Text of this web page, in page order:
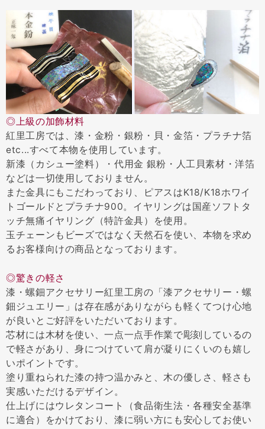
◎上級の加飾材料
紅里工房では、漆・金粉・銀粉・貝・金箔・プラチナ箔
etc...すべて本物を使用しています。
新漆（カシュー塗料）・代用金 銀粉・人工貝素材・洋箔
などは一切使用しておりません。
また金具にもこだわっており、ピアスはK18/K18ホワイ
トゴールドとプラチナ900。イヤリングは国産ソフトタ
ッチ無痛イヤリング（特許金具）を使用。
玉チェーンもビーズではなく天然石を使い、本物を求め
るお客様向けの商品となっております。
◎驚きの軽さ
漆・螺鈿アクセサリー紅里工房の「漆アクセサリー・螺
鈿ジュエリー」は存在感がありながらも軽くてつけ心地
が良いとご好評をいただいております。
芯材には木材を使い、一点一点手作業で彫刻しているの
で軽さがあり、身につけていて肩が凝りにくいのも嬉し
いポイントです。
塗り重ねられた漆の持つ温かみと、木の優しさ、軽さも
実感いただけるデザイン。
仕上げにはウレタンコート（食品衛生法・各種安全基準
に適合）をかけており、漆に弱い方にも安心してお使い